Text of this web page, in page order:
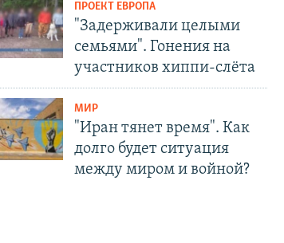
ПРОЕКТ ЕВРОПА
"Задерживали целыми
семьями". Гонения на
участников хиппи-слёта
МИР
"Иран тянет время". Как
долго будет ситуация
между миром и войной?